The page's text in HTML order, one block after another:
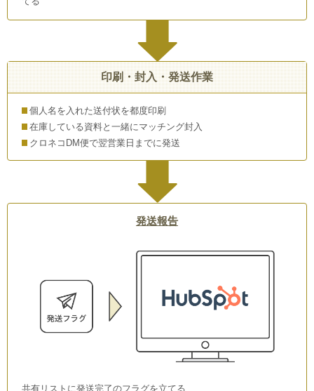
印刷・封入・発送作業
個人名を入れた送付状を都度印刷
在庫している資料と一緒にマッチング封入
クロネコDM便で翌営業日までに発送
発送報告
共有リストに発送完了のフラグを立てる